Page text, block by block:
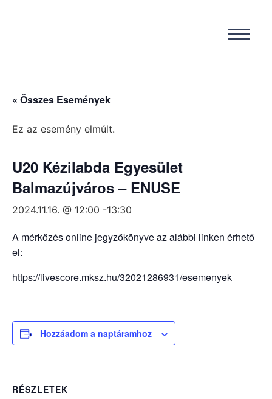
« Összes Események
Ez az esemény elmúlt.
U20 Kézilabda Egyesület
Balmazújváros – ENUSE
2024.11.16. @ 12:00 -13:30
A mérkőzés online jegyzőkönyve az alábbi linken érhető
el:
https://livescore.mksz.hu/32021286931/esemenyek
Hozzáadom a naptáramhoz
RÉSZLETEK